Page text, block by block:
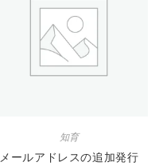
知育
メールアドレスの追加発行